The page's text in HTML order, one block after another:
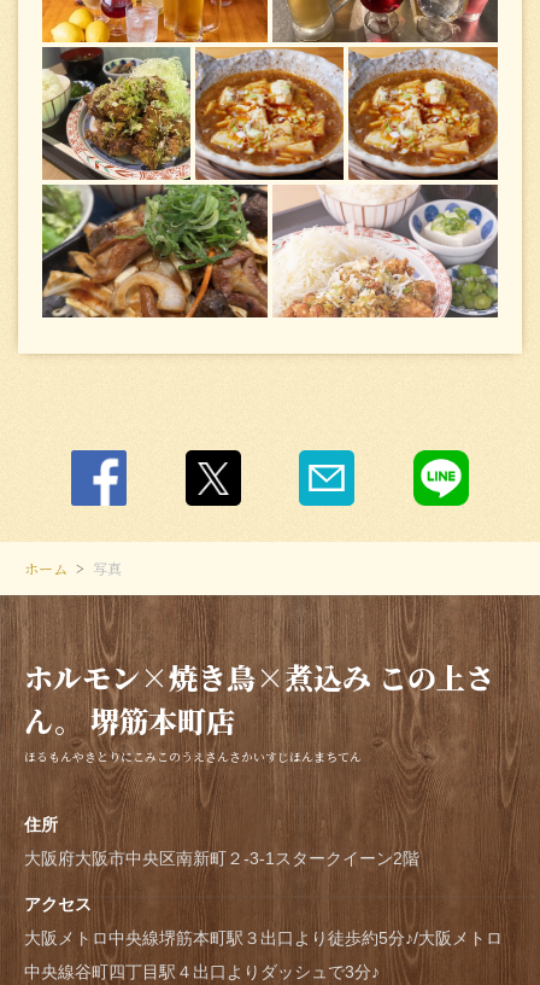
ホーム 写真
ホルモン×焼き鳥×煮込み この上さ
ん。 堺筋本町店
ほるもんやきとりにこみこのうえさんさかいすじほんまちてん
住所
大阪府大阪市中央区南新町２-3-1スタークイーン2階
アクセス
大阪メトロ中央線堺筋本町駅３出口より徒歩約5分♪/大阪メトロ
中央線谷町四丁目駅４出口よりダッシュで3分♪